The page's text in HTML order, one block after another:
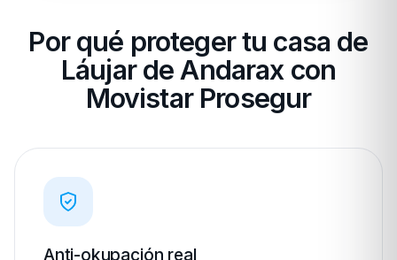
Por qué proteger tu casa de
Láujar de Andarax con
Movistar Prosegur
Anti-okupación real